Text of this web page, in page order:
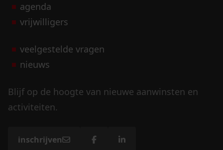
agenda
vrijwilligers
veelgestelde vragen
nieuws
Blijf op de hoogte van nieuwe aanwinsten en
activiteiten.
inschrijven